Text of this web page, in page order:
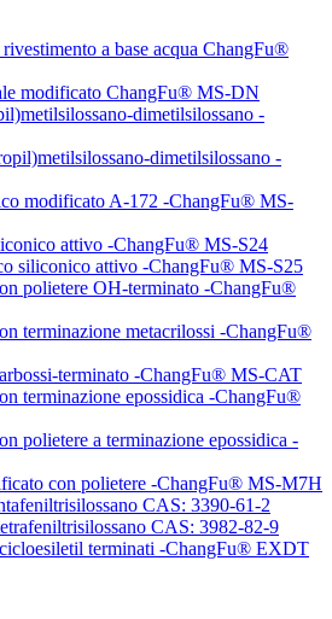
a base acqua ChangFu®
modificato ChangFu® MS-DN
dimetilsilossano -
dimetilsilossano -
modificato A-172 -ChangFu® MS-
attivo -ChangFu® MS-S24
siliconico attivo -ChangFu® MS-S25
polietere OH-terminato -ChangFu®
terminazione metacrilossi -ChangFu®
terminato -ChangFu® MS-CAT
terminazione epossidica -ChangFu®
polietere a terminazione epossidica -
con polietere -ChangFu® MS-M7H
CAS: 3390-61-2
CAS: 3982-82-9
terminati -ChangFu® EXDT